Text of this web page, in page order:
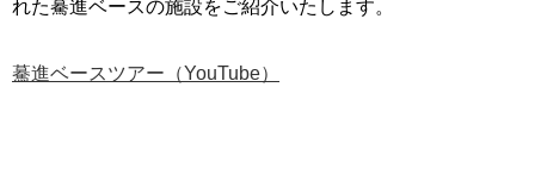
れた驀進ベースの施設をご紹介いたします。
驀進ベースツアー（YouTube）